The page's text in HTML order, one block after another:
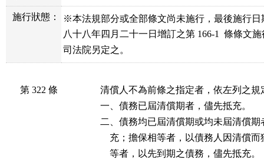
施行狀態：
※本法規部分或全部條文尚未施行，最後施行日
八十八年四月二十一日增訂之第 166-1  條條文
司法院另定之。
第 322 條
清償人不為前條之指定者，依左列之
一、債務已屆清償期者，儘先抵充。
二、債務均已屆清償期或均未屆清償
充；擔保相等者，以債務人因清償
    等者，以先到期之債務，儘先抵充。